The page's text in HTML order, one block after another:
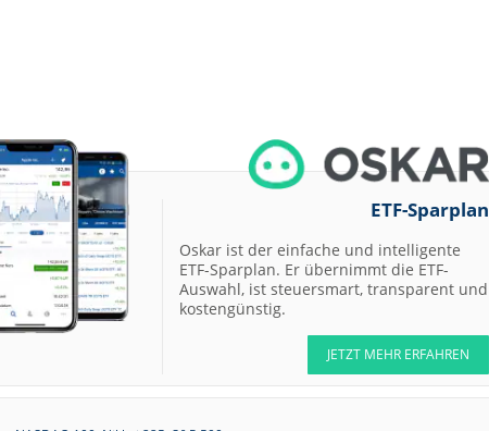
ETF-Sparplan
Oskar ist der einfache und intelligente
ETF-Sparplan. Er übernimmt die ETF-
Auswahl, ist steuersmart, transparent und
kostengünstig.
JETZT MEHR ERFAHREN